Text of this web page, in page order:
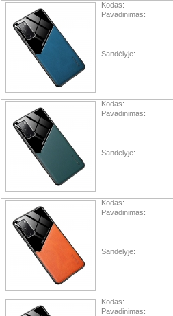
Kodas:
Pavadinimas:
Sandėlyje:
Kodas:
Pavadinimas:
Sandėlyje:
Kodas:
Pavadinimas:
Sandėlyje:
Kodas:
Pavadinimas: